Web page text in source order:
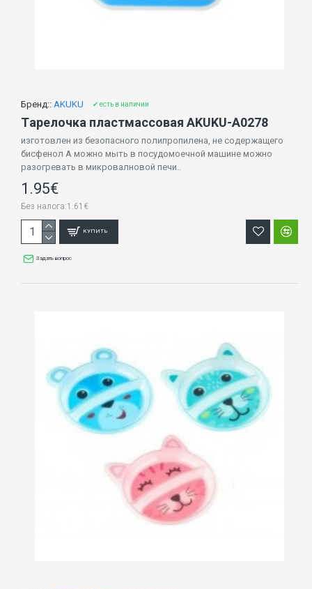
Бренд:: AKUKU ✔ есть в наличии
Tарелочка пластмассовая AKUKU-A0278
изготовлен из безопасного полипропилена, не содержащего
бисфенол А можно мыть в посудомоечной машине можно
разогревать в микровалновой печи..
1.95€
Без налога:1.61€
КУПИТЬ
Задать вопрос